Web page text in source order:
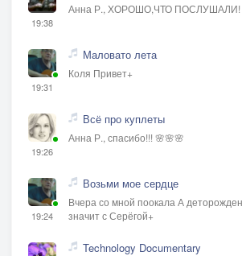
19:38
Анна Р., ХОРОШО,ЧТО ПОСЛУШАЛИ!
19:31
Маловато лета
Коля Привет+
19:26
Всё про куплеты
Анна Р., спасибо!!! 🌸🌸🌸
19:24
Возьми мое сердце
Вчера со мной поокала А
значит с Серёгой+
Technology Documentary